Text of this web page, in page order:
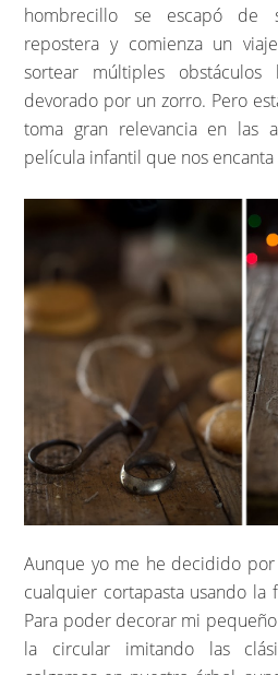
hombrecillo se escapó de
repostera y comienza un
sortear múltiples
devorado por un zorro. Pero
toma gran relevancia en las
película infantil que nos encanta
Aunque yo me he decidido
cualquier cortapasta usando la
Para poder decorar mi
la circular imitando las